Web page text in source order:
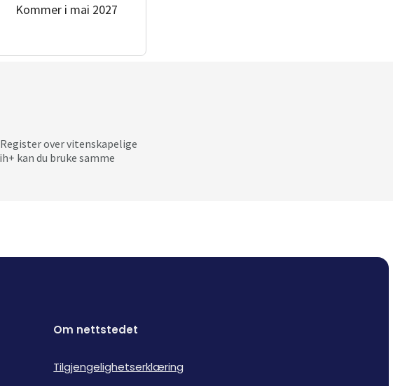
Kommer i mai 2027
over vitenskapelige
kan du bruke samme
Om nettstedet
Tilgjengelighetserklæring